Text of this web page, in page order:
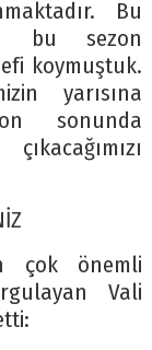
Bu
bu sezon
koymuştuk.
yarısına
sonunda
çok önemli
Vali